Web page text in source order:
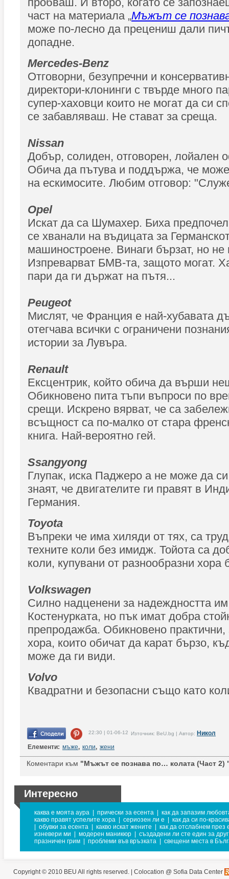
част на материала „Мъжът се
може по-лесно да прецениш дали
допадне.
Mercedes-Benz
Отговорни, безупречни и
директори-клонинги с твърде много
супер-хаховци които не могат да си
се забавляваш. Не стават за среща.
Nissan
Добър, солиден, отговорен, лойален
Обича да пътува и поддържа, че
на ескимосите. Любим отговор:
Opel
Искат да са Шумахер. Биха
се хванали на въдицата за
машиностроене. Винаги бързат, но
Изпреварват БМВ-та, защото могат.
пари да ги държат на пътя...
Peugeot
Мислят, че Франция е най-хубавата
отегчава всички с ограничени
истории за Лувъра.
Renault
Ексцентрик, който обича да върши
Обикновено пита тъпи въпроси по
срещи. Искрено вярват, че са
всъщност са по-малко от стара
книга. Най-вероятно гей.
Ssangyong
Глупак, иска Паджеро а не може да
знаят, че двигателите ги правят в
Германия.
Toyota
Въпреки че има хиляди от тях, са
техните коли без имидж. Тойота са
коли, купувани от разнообразни хора
Volkswagen
Силно надценени за надеждността
Костенурката, но пък имат добра
препродажба. Обикновено
хора, които обичат да карат бързо,
може да ги види.
Volvo
Квадратни и безопасни също като
22:30 | 01-06-12 Източник: BeU.bg | Автор: Никол
Елементи: мъже, коли, жени
Коментари към "Мъжът се познава по… колата (Част 2)
Интересно
каква е моята аура прически за есента
как да запазим
какво правят успелите хора
сериозен ли е
как да си по-
обувки за есента какво искат жените
как да отслабнем през
изневери ми
модерен маникюр
създадени ли сте един за друг
празничен грим
проблеми във връзката свещени места в
Copyright © 2010 BEU All rights reserved. | Colocation @ Sofia Data Center